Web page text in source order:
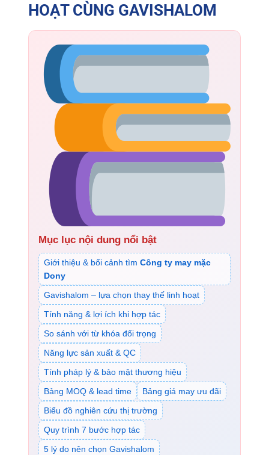
HOẠT CÙNG GAVISHALOM
Mục lục nội dung nổi bật
Giới thiệu & bối cảnh tìm Công ty may mặc
Dony
Gavishalom – lựa chọn thay thế linh hoạt
Tính năng & lợi ích khi hợp tác
So sánh với từ khóa đối trọng
Năng lực sản xuất & QC
Tính pháp lý & bảo mật thương hiệu
Bảng MOQ & lead time
Bảng giá may ưu đãi
Biểu đồ nghiên cứu thị trường
Quy trình 7 bước hợp tác
5 lý do nên chọn Gavishalom